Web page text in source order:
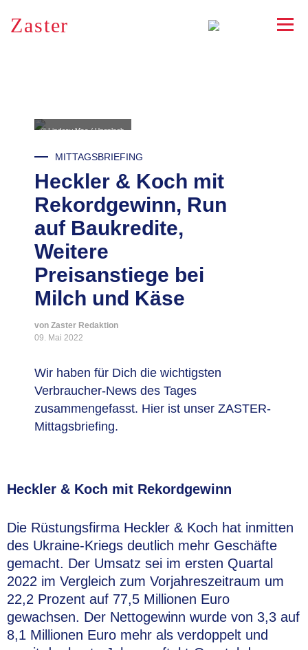
RSS
Zaster
© Lindsay Moe / Unsplash
MITTAGSBRIEFING
Heckler & Koch mit
Rekordgewinn, Run
auf Baukredite,
Weitere
Preisanstiege bei
Milch und Käse
von Zaster Redaktion
09. Mai 2022
Wir haben für Dich die wichtigsten
Verbraucher-News des Tages
zusammengefasst. Hier ist unser ZASTER-
Mittagsbriefing.
Heckler & Koch mit Rekordgewinn
Die Rüstungsfirma Heckler & Koch hat inmitten
des Ukraine-Kriegs deutlich mehr Geschäfte
gemacht. Der Umsatz sei im ersten Quartal
2022 im Vergleich zum Vorjahreszeitraum um
22,2 Prozent auf 77,5 Millionen Euro
gewachsen. Der Nettogewinn wurde von 3,3 auf
8,1 Millionen Euro mehr als verdoppelt und